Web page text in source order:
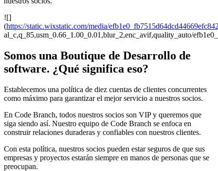
![]
(https://static.wixstatic.com/media/
al_c,q_85,usm_0.66_1.00_0.01,blur_2,enc_avif,quality_auto/
Somos una Boutique de Desarrollo de
software. ¿Qué significa eso?
Establecemos una política de diez cuentas de clientes concurrentes
como máximo para garantizar el mejor servicio a nuestros socios.
En Code Branch, todos nuestros socios son VIP y queremos que
siga siendo así. Nuestro equipo de Code Branch se enfoca en
construir relaciones duraderas y confiables con nuestros clientes.
Con esta política, nuestros socios pueden estar seguros de que sus
empresas y proyectos estarán siempre en manos de personas que se
preocupan.